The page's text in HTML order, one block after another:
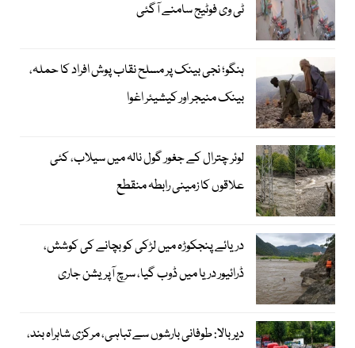
ٹی وی فوٹیج سامنے آگئی
ہنگو؛ نجی بینک پر مسلح نقاب پوش افراد کا حملہ،
بینک منیجر اور کیشیئر اغوا
لوئر چترال کے جغور گول نالہ میں سیلاب، کئی
علاقوں کا زمینی رابطہ منقطع
دریائے پنجکوڑہ میں لڑکی کو بچانے کی کوشش،
ڈرائیور دریا میں ڈوب گیا، سرچ آپریشن جاری
دیر بالا: طوفانی بارشوں سے تباہی، مرکزی شاہراہ بند،